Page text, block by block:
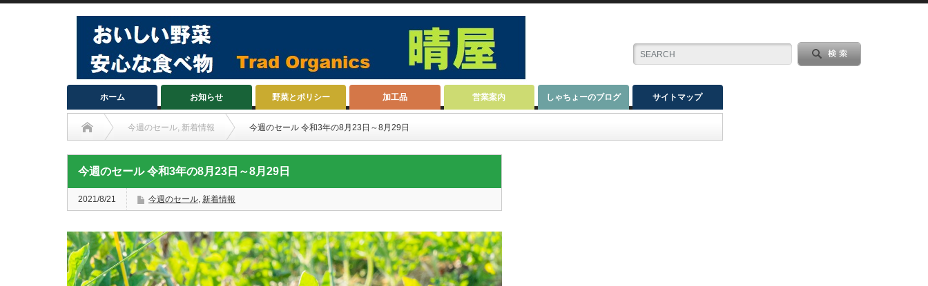
ホーム お知らせ 野菜とポリシー 加工品 営業案内 しゃちょーのブログ サイトマップ
今週のセール, 新着情報 今週のセール 令和3年の8月23日～8月29日
今週のセール 令和3年の8月23日～8月29日
2021/8/21 今週のセール, 新着情報